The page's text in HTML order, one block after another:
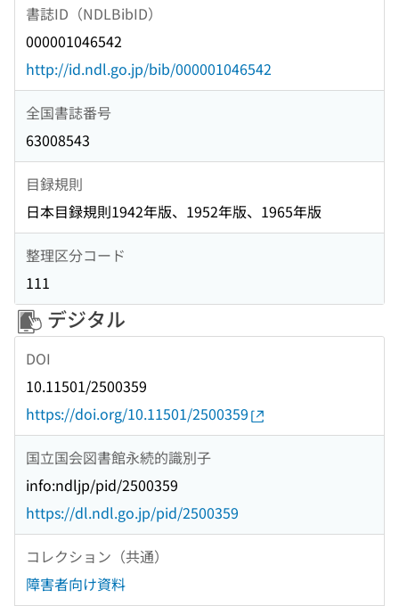
書誌ID（NDLBibID）
000001046542
http://id.ndl.go.jp/bib/000001046542
全国書誌番号
63008543
目録規則
日本目録規則1942年版、1952年版、1965年版
整理区分コード
111
デジタル
DOI
10.11501/2500359
https://doi.org/10.11501/2500359
国立国会図書館永続的識別子
info:ndljp/pid/2500359
https://dl.ndl.go.jp/pid/2500359
コレクション（共通）
障害者向け資料